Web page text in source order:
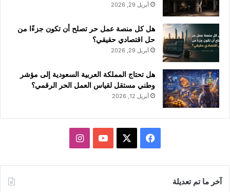
أبريل 29, 2026
هل كل منصة عمل حر تصلح أن تكون جزءًا من
حل اقتصادي حقيقي؟
أبريل 29, 2026
هل تحتاج المملكة العربية السعودية إلى مؤشر
وطني مستقل لقياس العمل الحر الرقمي؟
أبريل 12, 2026
آخر ما تم تعديلة